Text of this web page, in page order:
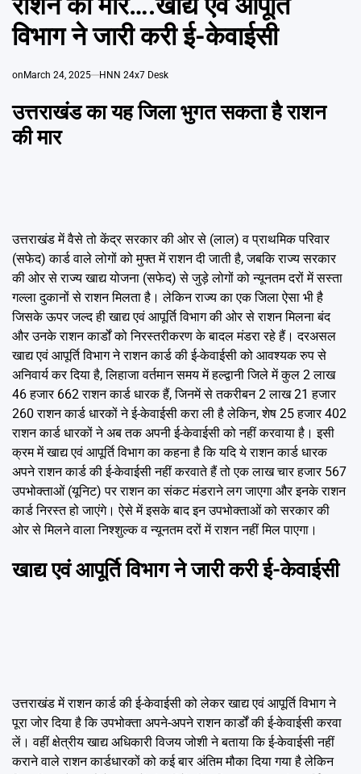
विभाग ने जारी करी ई-केवाईसी
on March 24, 2025 HNN 24x7 Desk
उत्तराखंड का यह जिला भुगत सकता है राशन
की मार
उत्तराखंड में वैसे तो केंद्र सरकार की ओर से (लाल) व प्राथमिक परिवार
(सफेद) कार्ड वाले लोगों को मुफ्त में राशन दी जाती है, जबकि राज्य सरकार
की ओर से राज्य खाद्य योजना (सफेद) से जुड़े लोगों को न्यूनतम दरों में सस्ता
गल्ला दुकानों से राशन मिलता है। लेकिन राज्य का एक जिला ऐसा भी है
जिसके ऊपर जल्द ही खाद्य एवं आपूर्ति विभाग की ओर से राशन मिलना बंद
और उनके राशन कार्डों को निरस्तरीकरण के बादल मंडरा रहे हैं। दरअसल
खाद्य एवं आपूर्ति विभाग ने राशन कार्ड की ई-केवाईसी को आवश्यक रुप से
अनिवार्य कर दिया है, लिहाजा वर्तमान समय में हल्द्वानी जिले में कुल 2 लाख
46 हजार 662 राशन कार्ड धारक हैं, जिनमें से तकरीबन 2 लाख 21 हजार
260 राशन कार्ड धारकों ने ई-केवाईसी करा ली है लेकिन, शेष 25 हजार 402
राशन कार्ड धारकों ने अब तक अपनी ई-केवाईसी को नहीं करवाया है। इसी
क्रम में खाद्य एवं आपूर्ति विभाग का कहना है कि यदि ये राशन कार्ड धारक
अपने राशन कार्ड की ई-केवाईसी नहीं करवाते हैं तो एक लाख चार हजार 567
उपभोक्ताओं (यूनिट) पर राशन का संकट मंडराने लग जाएगा और इनके राशन
कार्ड निरस्त हो जाएंगे। ऐसे में इसके बाद इन उपभोक्ताओं को सरकार की
ओर से मिलने वाला निश्शुल्क व न्यूनतम दरों में राशन नहीं मिल पाएगा।
खाद्य एवं आपूर्ति विभाग ने जारी करी ई-केवाईसी
उत्तराखंड में राशन कार्ड की ई-केवाईसी को लेकर खाद्य एवं आपूर्ति विभाग ने
पूरा जोर दिया है कि उपभोक्ता अपने-अपने राशन कार्डों की ई-केवाईसी करवा
लें। वहीं क्षेत्रीय खाद्य अधिकारी विजय जोशी ने बताया कि ई-केवाईसी नहीं
कराने वाले राशन कार्डधारकों को कई बार अंतिम मौका दिया गया है लेकिन